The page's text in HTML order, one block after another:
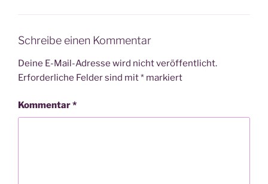
Schreibe einen Kommentar
Deine E-Mail-Adresse wird nicht veröffentlicht.
Erforderliche Felder sind mit* markiert
Kommentar*